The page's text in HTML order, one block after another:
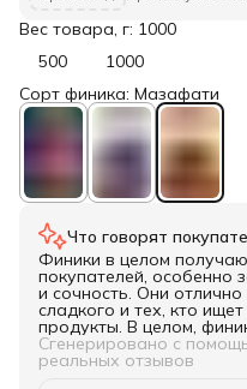
Вес товара, г: 1000
500
1000
Сорт финика: Мазафати
Что говорят
Финики в целом
покупателей, особенно
и сочность. Они
сладкого и тех, кто
продукты. В целом,
выбором для
использования в
для близких.
Сгенерировано с
реальных отзывов